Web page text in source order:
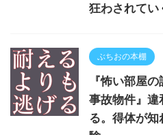
狂わされて
ぶちおの本棚
『怖い部屋
事故物件』違
る。得体が